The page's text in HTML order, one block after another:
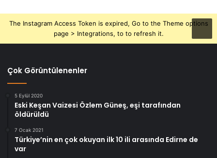
The Instagram Access Token is expired, Go to the Theme options
page > Integrations, to to refresh it.
Çok Görüntülenenler
5 Eylül 2020
Eski Keşan Vaizesi Özlem Güneş, eşi tarafından
öldürüldü
7 Ocak 2021
Türkiye’nin en çok okuyan ilk 10 ili arasında Edirne de
var